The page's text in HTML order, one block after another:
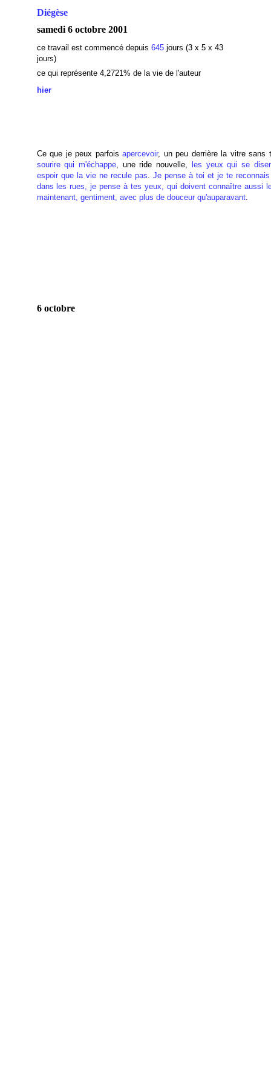
Diégèse
samedi 6 octobre 2001
ce travail est commencé depuis 645jours (3 x 5 x 43
jours)
ce qui représente 4,2721% de la vie de l'auteur
hier
Ce que je peux parfoisapercevoir, un peu derrière la vitre sans
sourire qui m'échappe, une ride nouvelle,
les yeux qui se
espoir que la vie ne recule pas. Je pense à toi et je te reconnais
dans les rues, je pense à tes yeux, qui doivent connaître aussi
maintenant, gentiment, avec plus de douceur qu'auparavant.
6 octobre